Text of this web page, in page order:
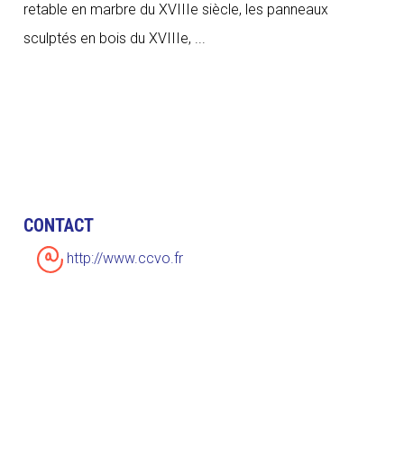
retable en marbre du XVIIIe siècle, les panneaux
sculptés en bois du XVIIIe, ...
CONTACT
http://www.ccvo.fr